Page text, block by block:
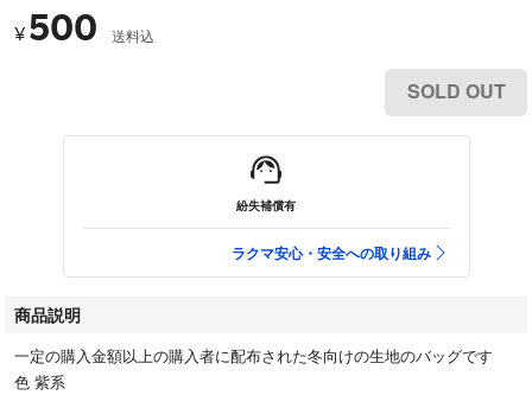
¥ 500 送料込
SOLD OUT
紛失補償有
ラクマ安心・安全への取り組み
商品説明
一定の購入金額以上の購入者に配布された冬向けの生地のバッグです
色 紫系